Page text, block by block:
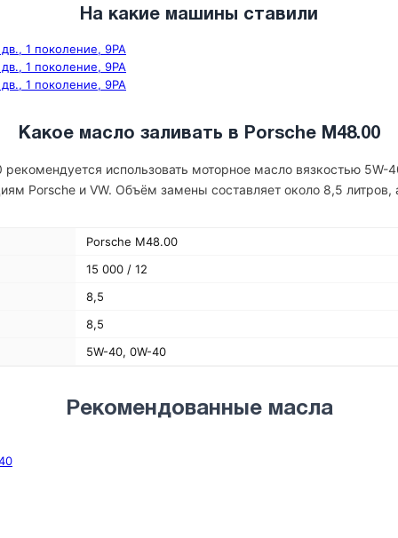
На какие машины ставили
1 поколение, 9PA
1 поколение, 9PA
1 поколение, 9PA
Какое масло заливать в Porsche M48.00
использовать моторное масло вязкостью 5W-
Porsche и VW. Объём замены составляет около 8,5
Porsche M48.00
15 000 / 12
8,5
8,5
5W-40, 0W-40
Рекомендованные масла